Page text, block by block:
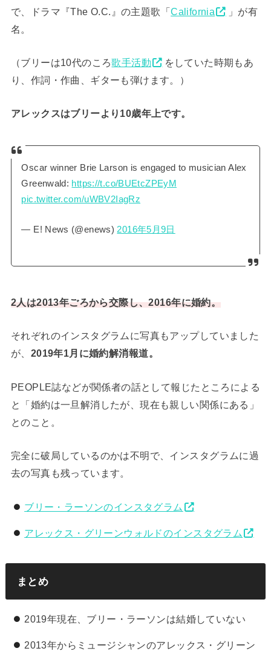
で、ドラマ『The O.C.』の主題歌「California
」が有
名。
（ブリーは10代のころ歌手活動
をしていた時期もあ
り、作詞・作曲、ギターも弾けます。）
アレックスはブリーより10歳年上です。
Oscar winner Brie Larson is engaged to musician Alex
Greenwald: https://t.co/BUEtcZPEyM
pic.twitter.com/uWBV2IagRz
— E! News (@enews) 2016年5月9日
2人は2013年ごろから交際し、2016年に婚約。
それぞれのインスタグラムに写真もアップしていました
が、 2019年1月に婚約解消報道。
PEOPLE誌などが関係者の話として報じたところによる
と「婚約は一旦解消したが、現在も親しい関係にある」
とのこと。
完全に破局しているのかは不明で、インスタグラムに過
去の写真も残っています。
ブリー・ラーソンのインスタグラム
アレックス・グリーンウォルドのインスタグラム
まとめ
2019年現在、ブリー・ラーソンは結婚していない
2013年からミュージシャンのアレックス・グリーン